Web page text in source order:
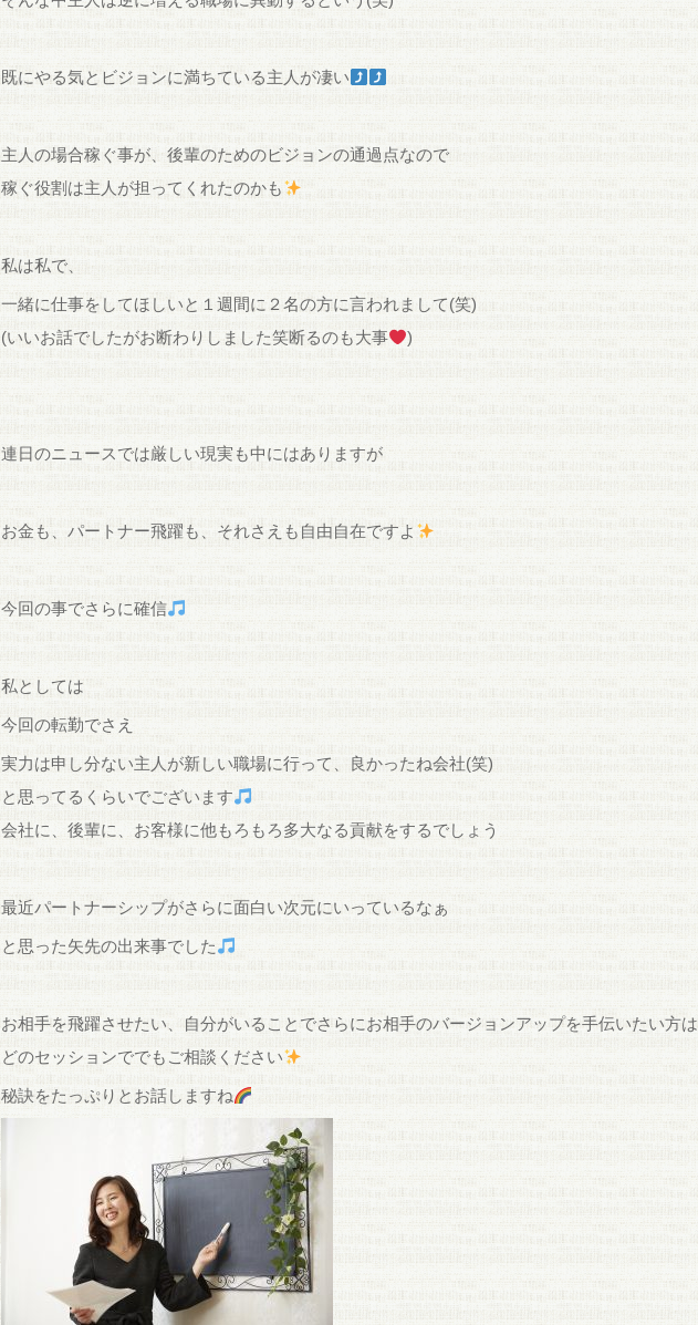
既にやる気とビジョンに満ちている主人が凄い
主人の場合稼ぐ事が、後輩のためのビジョンの通過点なので
稼ぐ役割は主人が担ってくれたのかも
私は私で、
一緒に仕事をしてほしいと１週間に２名の方に言われまして(笑)
(いいお話でしたがお断わりしました笑断るのも大事
)
連日のニュースでは厳しい現実も中にはありますが
お金も、パートナー飛躍も、それさえも自由自在ですよ
今回の事でさらに確信
私としては
今回の転勤でさえ
実力は申し分ない主人が新しい職場に行って、良かったね会社(笑)
と思ってるくらいでございます
会社に、後輩に、お客様に他もろもろ多大なる貢献をするでしょう
最近パートナーシップがさらに面白い次元にいっているなぁ
と思った矢先の出来事でした
お相手を飛躍させたい、自分がいることでさらにお相手のバージョンアップを手伝いたい方は
どのセッションででもご相談ください
秘訣をたっぷりとお話しますね